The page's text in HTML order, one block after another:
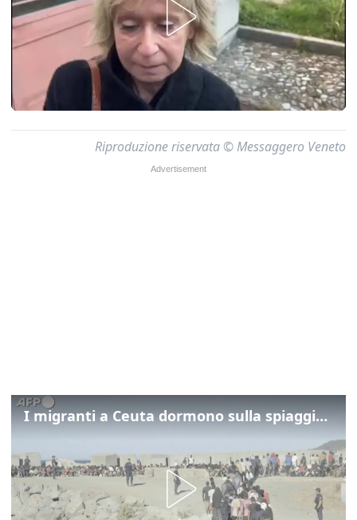
Riproduzione riservata © Messaggero Veneto
I migranti a Ceuta dormono sulla spiaggia: "Vogliamo entrare in Europa"